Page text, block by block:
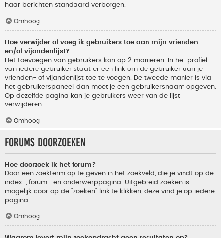
haar berichten standaard verborgen.
Omhoog
Hoe verwijder of voeg ik gebruikers toe aan mijn vrienden-
en/of vijandenlijst?
Het toevoegen van gebruikers kan op 2 manieren. In het profiel
van iedere gebruiker staat er een link om de gebruiker aan je
vrienden- of vijandenlijst toe te voegen. De tweede manier is via
het gebruikerspaneel, dan moet je een gebruikersnaam opgeven.
Op dezelfde pagina kan je gebruikers weer van de lijst
verwijderen.
Omhoog
Forums doorzoeken
Hoe doorzoek ik het forum?
Door een zoekterm op te geven in het zoekveld, die je vindt op de
index-, forum- en onderwerppagina. Uitgebreid zoeken is
mogelijk door op de "zoeken" link te klikken, deze vind je op iedere
pagina.
Omhoog